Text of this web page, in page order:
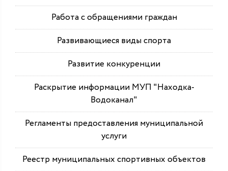
Работа с обращениями граждан
Развивающиеся виды спорта
Развитие конкуренции
Раскрытие информации МУП "Находка-
Водоканал"
Регламенты предоставления муниципальной
услуги
Реестр муниципальных спортивных объектов